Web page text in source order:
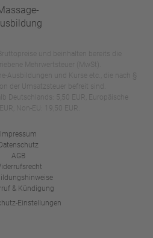
und beinhalten bereits die
Mehrwertsteuer (MwSt).
Ausbildungen und Kurse etc., die nach §
der Umsatzsteuer befreit sind.
Deutschlands: 5,50 EUR, Europäische
Non-EU: 19,50 EUR.
Impressum
Datenschutz
AGB
& Kündigung
Einstellungen